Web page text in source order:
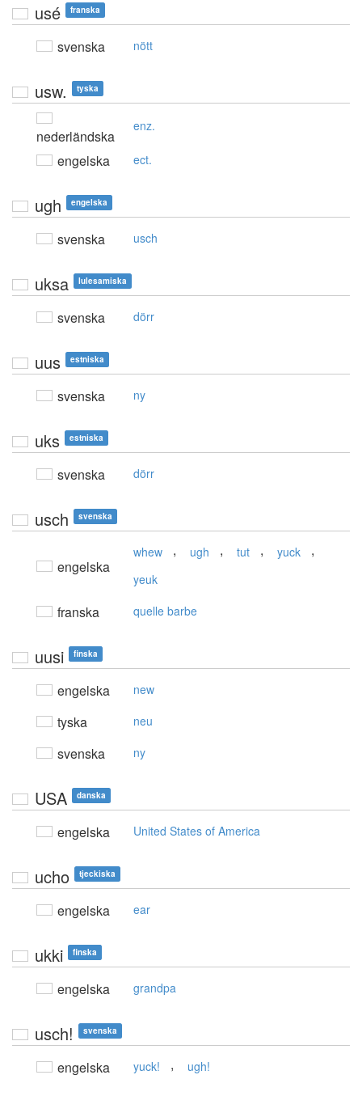
usé franska
svenska nött
usw. tyska
nederländska
enz.
engelska ect.
ugh engelska
svenska usch
uksa lulesamiska
svenska dörr
uus estniska
svenska ny
uks estniska
svenska dörr
usch svenska
engelska
whew , ugh , tut , yuck ,
yeuk
franska quelle barbe
uusi finska
engelska new
tyska neu
svenska ny
USA danska
engelska United States of America
ucho tjeckiska
engelska ear
ukki finska
engelska grandpa
usch! svenska
engelska yuck! , ugh!